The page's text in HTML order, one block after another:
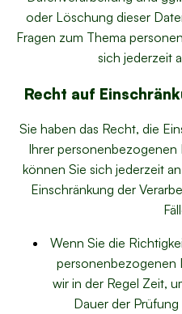
oder Löschung dieser
Fragen zum Thema
sich jederzeit
Recht auf
Sie haben das Recht, die
Ihrer personenbezogenen
können Sie sich jederzeit
Einschränkung der
Wenn Sie die
personenbezogenen
wir in der Regel Zeit,
Dauer der